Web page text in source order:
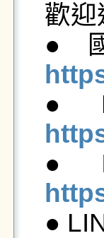
歡迎
●
●
●
●